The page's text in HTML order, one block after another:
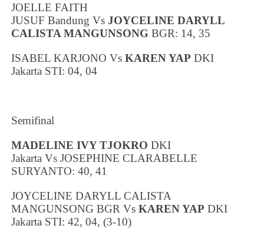
JOELLE FAITH
JUSUFBandung VsJOYCELINE DARYLL
CALISTA MANGUNSONG BGR: 14, 35
ISABEL KARJONO VsKAREN YAP DKI
Jakarta STI: 04, 04
Semifinal
MADELINE IVY TJOKRO DKI
Jakarta VsJOSEPHINE CLARABELLE
SURYANTO: 40, 41
JOYCELINE DARYLL CALISTA
MANGUNSONG BGRVsKAREN YAP DKI
Jakarta STI: 42, 04, (3-10)